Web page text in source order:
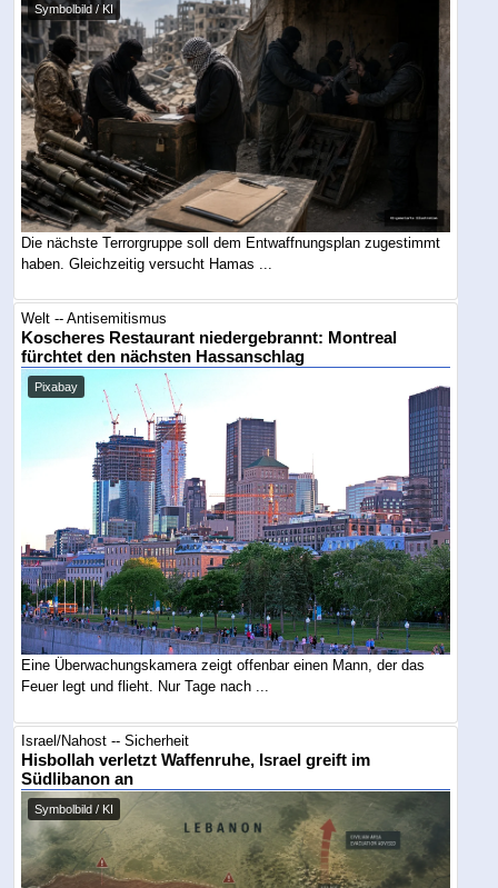
Symbolbild / KI
Die nächste Terrorgruppe soll dem Entwaffnungsplan zugestimmt
haben. Gleichzeitig versucht Hamas ...
Welt -- Antisemitismus
Koscheres Restaurant niedergebrannt: Montreal
fürchtet den nächsten Hassanschlag
Pixabay
Eine Überwachungskamera zeigt offenbar einen Mann, der das
Feuer legt und flieht. Nur Tage nach ...
Israel/Nahost -- Sicherheit
Hisbollah verletzt Waffenruhe, Israel greift im
Südlibanon an
Symbolbild / KI